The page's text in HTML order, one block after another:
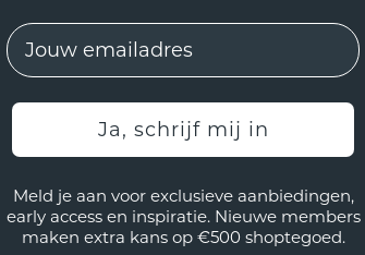
EMail
Ja, schrijf mij in
Meld je aan voor exclusieve aanbiedingen,
early access en inspiratie. Nieuwe members
maken extra kans op €500 shoptegoed.